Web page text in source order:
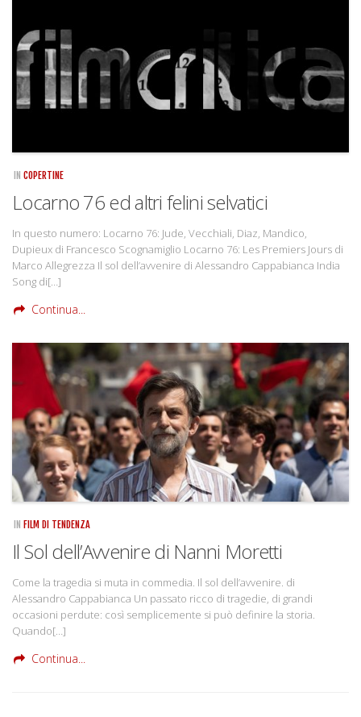
Copertine
Come eravamo
Mnemosyne
IN COPERTINE
Locarno 76 ed altri felini selvatici
In questo numero: Locarno 76: Jude, Vecchiali, Diaz, Mandico,
Dupieux di Francesco Scognamiglio Locarno 76: Les Premiers Jours di
Marco Allegrezza Il sol dell’avvenire di Alessandro Cappabianca India
Song di[…]
Continua...
IN FILM DI TENDENZA
Il Sol dell’Avvenire di Nanni Moretti
Come la tragedia si muta in commedia. Il sol dell’avvenire. di
Alessandro Cappabianca Un passato ricco di tragedie, di grandi
occasioni perdute: così semplicemente si può definire la storia.
Quando[…]
Continua...